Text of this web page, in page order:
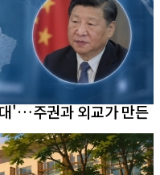
'…주권과 외교가 만든